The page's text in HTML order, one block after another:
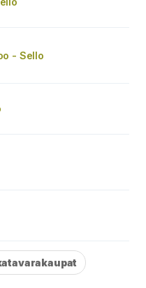
- Sello